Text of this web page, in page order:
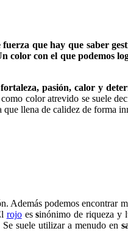
que hay que saber
color con el que podemos
pasión, calor y
color atrevido se suele
llena de calidez de forma
Además podemos encontrar
rojoessinónimo de riqueza y
suele utilizar a menudo en